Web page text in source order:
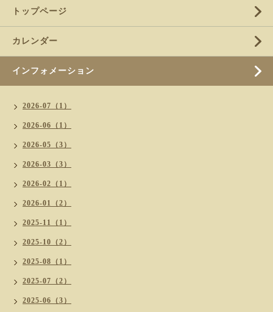
トップページ
カレンダー
インフォメーション
2026-07（1）
2026-06（1）
2026-05（3）
2026-03（3）
2026-02（1）
2026-01（2）
2025-11（1）
2025-10（2）
2025-08（1）
2025-07（2）
2025-06（3）